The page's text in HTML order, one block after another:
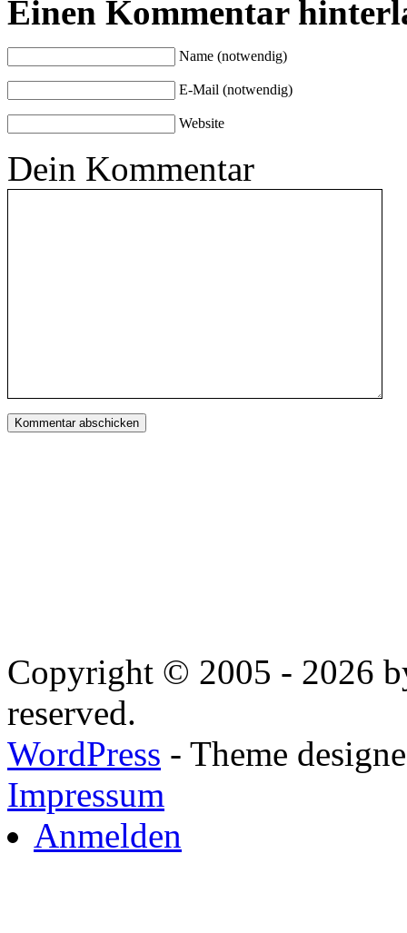
Einen Kommentar
Name (notwendig)
E-Mail (notwendig)
Website
Dein Kommentar
Copyright © 2005 - 2026
reserved.
WordPress - Theme
Impressum
Anmelden